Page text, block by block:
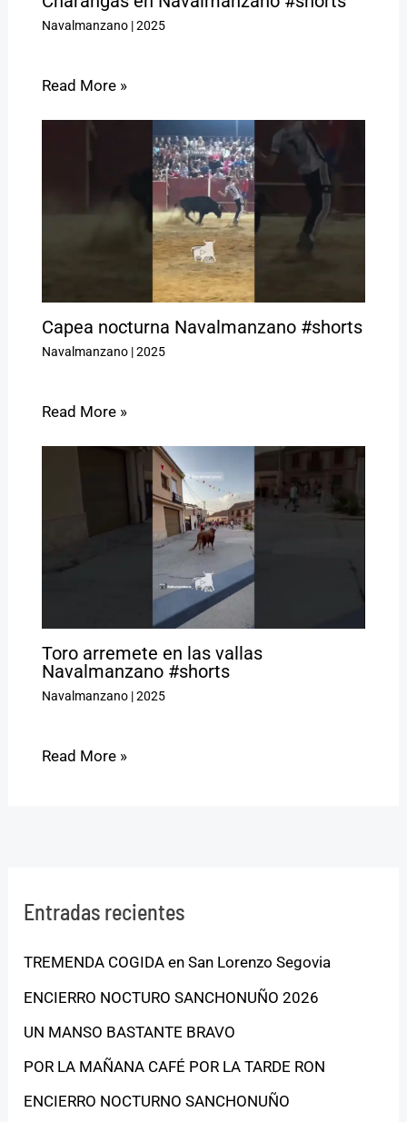
Navalmanzano|2025
Read More »
Capea nocturna Navalmanzano #shorts
Navalmanzano|2025
Read More »
Toro arremete en las vallas
Navalmanzano #shorts
Navalmanzano|2025
Read More »
Entradas recientes
TREMENDA COGIDA en San Lorenzo Segovia
ENCIERRO NOCTURO SANCHONUÑO 2026
UN MANSO BASTANTE BRAVO
POR LA MAÑANA CAFÉ POR LA TARDE RON
ENCIERRO NOCTURNO SANCHONUÑO